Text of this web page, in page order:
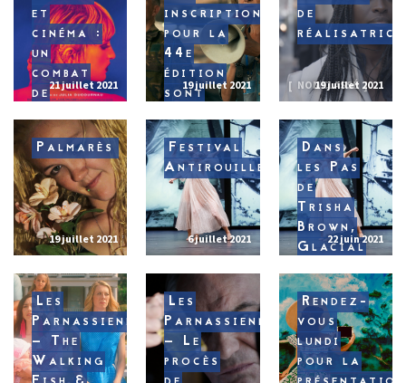
et
cinéma :
un
combat
de21 juillet 2021
inscriptions
pour la
44e
édition
sont
!
19 juillet 2021
de
NON CLASSÉ
19 juillet 2021
Palmarès
19 juillet 2021
Festival
Antirouille
6 juillet 2021
Dans
les Pas
de
Trisha
Brown,
Glacial
l’Opéra
22 juin 2021
Les
Parnassiennes
– The
Walking
Les
Parnassiennes
– Le
procès
Rendez-
vous
lundi
pour la